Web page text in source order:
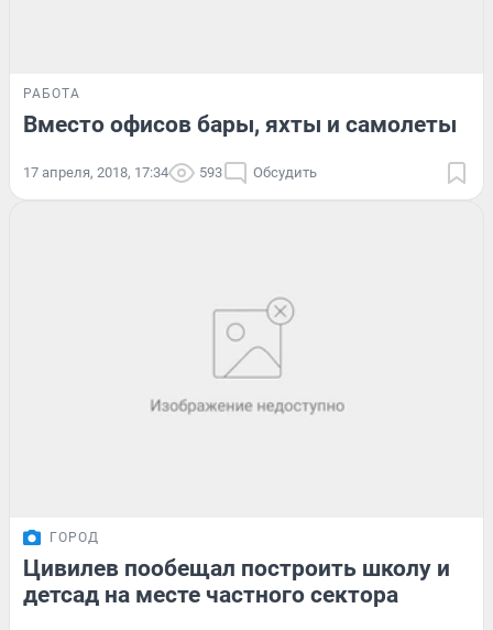
РАБОТА
Вместо офисов бары, яхты и самолеты
17 апреля, 2018, 17:34 593 Обсудить
ГОРОД
Цивилев пообещал построить школу и
детсад на месте частного сектора